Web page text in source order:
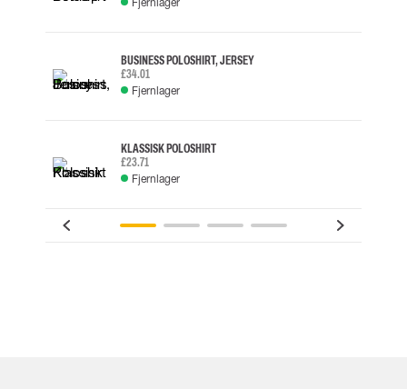
BUSINESS POLOSHIRT, JERSEY
£34.01
Fjernlager
KLASSISK POLOSHIRT
£23.71
Fjernlager